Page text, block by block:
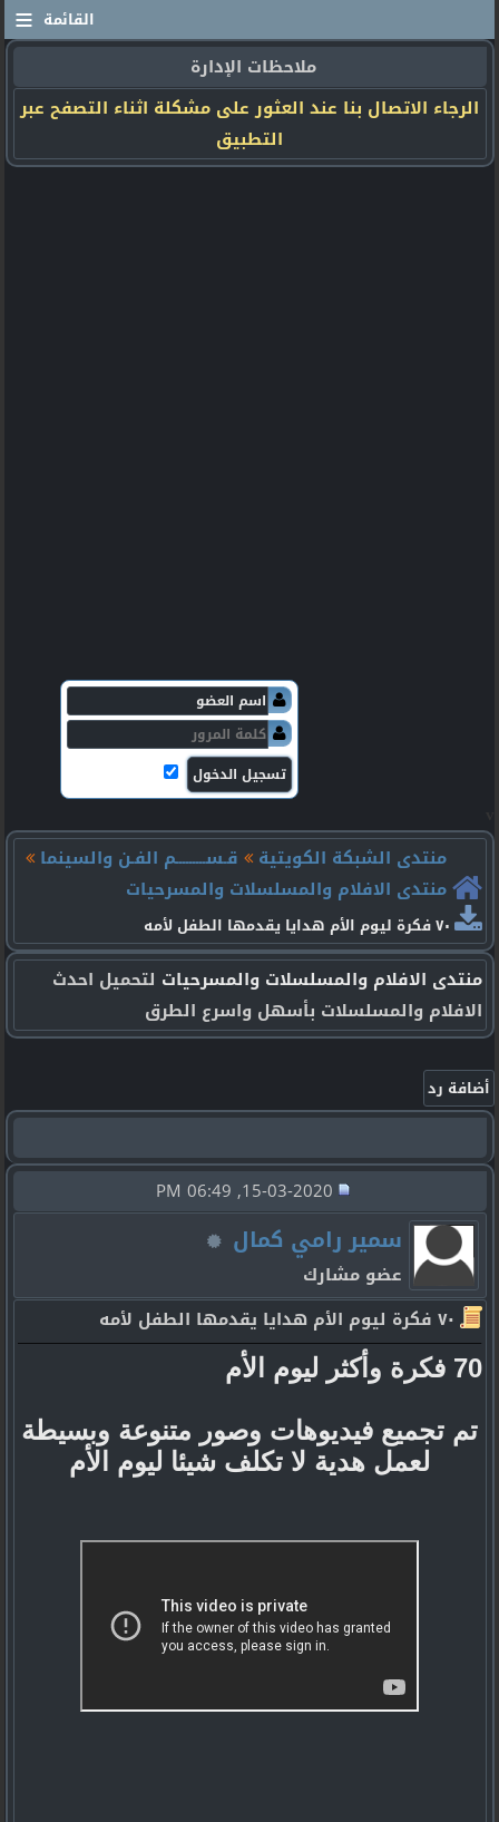
≡ القائمة
ملاحظات الإدارة
الرجاء الاتصال بنا عند العثور على مشكلة اثناء التصفح عبر
التطبيق
منتدى الشبكة الكويتية
قـســـــــــم الفـن والسينما
منتدى الافلام والمسلسلات والمسرحيات
٧٠ فكرة ليوم الأم هدايا يقدمها الطفل لأمه
منتدى الافلام والمسلسلات والمسرحيات لتحميل احدث
الافلام والمسلسلات بأسهل واسرع الطرق
سمير رامي كمال
عضو مشارك
٧٠ فكرة ليوم الأم هدايا يقدمها الطفل لأمه
70 فكرة وأكثر ليوم الأم
تم تجميع فيديوهات وصور متنوعة وبسيطة
لعمل هدية لا تكلف شيئا ليوم الأم